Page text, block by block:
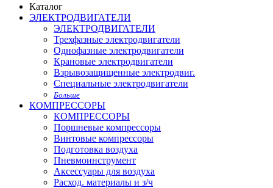
Каталог
ЭЛЕКТРОДВИГАТЕЛИ
ЭЛЕКТРОДВИГАТЕЛИ
Трехфазные электродвигатели
Однофазные электродвигатели
Крановые электродвигатели
Взрывозащищенные электродвиг.
Специальные электродвигатели
Больше
КОМПРЕССОРЫ
КОМПРЕССОРЫ
Поршневые компрессоры
Винтовые компрессоры
Подготовка воздуха
Пневмоинструмент
Аксессуары для воздуха
Расход. материалы и з/ч